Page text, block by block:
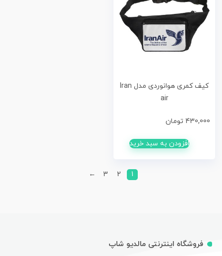
کیف کمری هوانوردی مدل Iran
air
430,000 تومان
افزودن به سبد خرید
1
2
3
←
فروشگاه اینترنتی مالدیو شاپ